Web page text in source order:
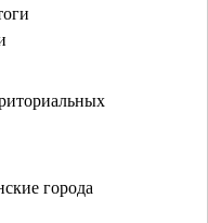
города